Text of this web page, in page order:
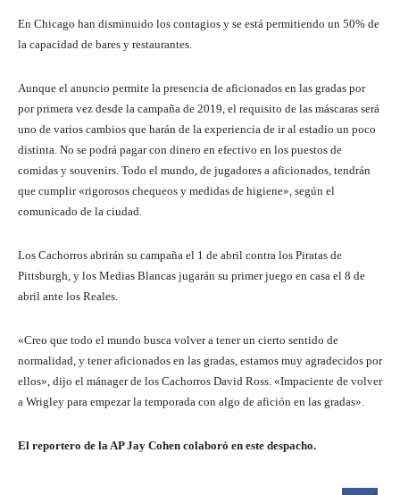
En Chicago han disminuido los contagios y se está permitiendo un 50% de
la capacidad de bares y restaurantes.
Aunque el anuncio permite la presencia de aficionados en las gradas por
por primera vez desde la campaña de 2019, el requisito de las máscaras será
uno de varios cambios que harán de la experiencia de ir al estadio un poco
distinta. No se podrá pagar con dinero en efectivo en los puestos de
comidas y souvenirs. Todo el mundo, de jugadores a aficionados, tendrán
que cumplir «rigorosos chequeos y medidas de higiene», según el
comunicado de la ciudad.
Los Cachorros abrirán su campaña el 1 de abril contra los Piratas de
Pittsburgh, y los Medias Blancas jugarán su primer juego en casa el 8 de
abril ante los Reales.
«Creo que todo el mundo busca volver a tener un cierto sentido de
normalidad, y tener aficionados en las gradas, estamos muy agradecidos por
ellos», dijo el mánager de los Cachorros David Ross. «Impaciente de volver
a Wrigley para empezar la temporada con algo de afición en las gradas».
El reportero de la AP Jay Cohen colaboró en este despacho.